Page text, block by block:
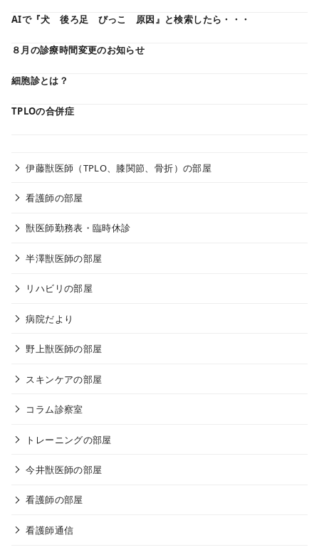
AIで『犬 後ろ足 びっこ 原因』と検索したら・・・
８月の診療時間変更のお知らせ
細胞診とは？
TPLOの合併症
伊藤獣医師（TPLO、膝関節、骨折）の部屋
看護師の部屋
獣医師勤務表・臨時休診
半澤獣医師の部屋
リハビリの部屋
病院だより
野上獣医師の部屋
スキンケアの部屋
コラム診察室
トレーニングの部屋
今井獣医師の部屋
看護師の部屋
看護師通信